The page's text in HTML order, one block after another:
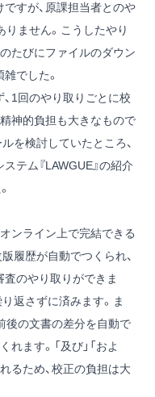
すが、原課担当者とのや
ません。こうしたやり
たびにファイルのダウン
でした。
1回のやり取りごとに校
神的負担も大きなもので
を検討していたところ、
テム『LAWGUE』の紹介
ンライン上で完結できる
履歴が自動でつくられ、
のやり取りができま
返さずに済みます。ま
後の文書の差分を自動で
ます。「及び」「およ
るため、校正の負担は大